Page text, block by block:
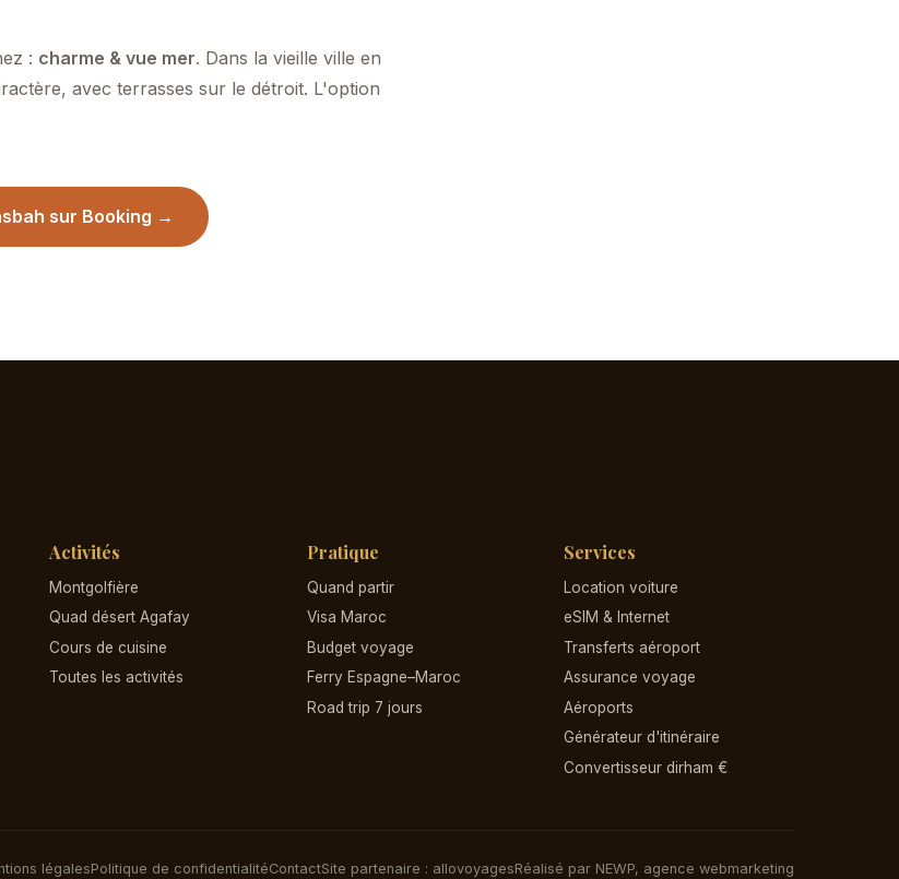
: charme & vue mer. Dans la vieille ville en
avec terrasses sur le détroit. L'option
sur Booking →
Activités
Montgolfière
Quad désert Agafay
Cours de cuisine
Toutes les activités
Pratique
Quand partir
Visa Maroc
Budget voyage
Ferry Espagne–Maroc
Road trip 7 jours
Services
Location voiture
eSIM & Internet
Transferts aéroport
Assurance voyage
Aéroports
Générateur d'itinéraire
Convertisseur dirham €
légalesPolitique de confidentialitéContactSite partenaire : allovoyagesRéalisé par NEWP, agence webmarketing